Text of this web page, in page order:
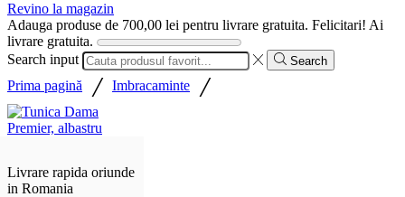
Revino la magazin
Adauga produse de 700,00 lei pentru livrare gratuita. Felicitari! Ai
livrare gratuita.
Search input
Search
Prima pagină / Imbracaminte /
Livrare rapida oriunde
in Romania